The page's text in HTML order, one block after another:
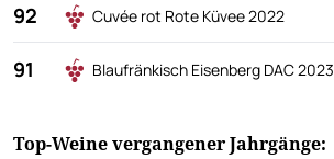
92 Cuvée rot Rote Küvee 2022
91 Blaufränkisch Eisenberg DAC 2023
Top-Weine vergangener Jahrgänge: